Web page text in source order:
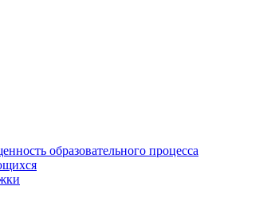
образовательного процесса